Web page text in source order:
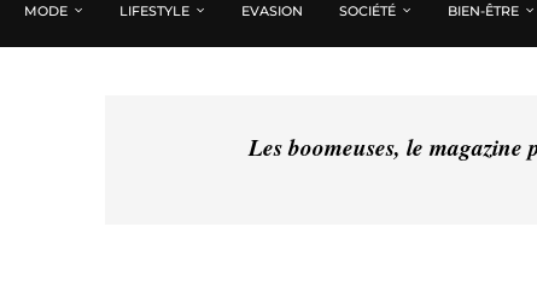
MODE LIFESTYLE EVASION SOCIÉTÉ BIEN-ÊTRE
Les boomeuses, le